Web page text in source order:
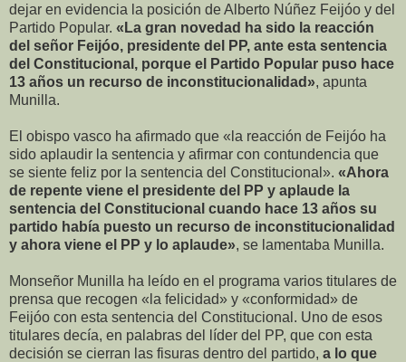
dejar en evidencia la posición de Alberto Núñez Feijóo y del
Partido Popular. «La gran novedad ha sido la reacción
del señor Feijóo, presidente del PP, ante esta sentencia
del Constitucional, porque el Partido Popular puso hace
13 años un recurso de inconstitucionalidad», apunta
Munilla.
El obispo vasco ha afirmado que «la reacción de Feijóo ha
sido aplaudir la sentencia y afirmar con contundencia que
se siente feliz por la sentencia del Constitucional». «Ahora
de repente viene el presidente del PP y aplaude la
sentencia del Constitucional cuando hace 13 años su
partido había puesto un recurso de inconstitucionalidad
y ahora viene el PP y lo aplaude», se lamentaba Munilla.
Monseñor Munilla ha leído en el programa varios titulares de
prensa que recogen «la felicidad» y «conformidad» de
Feijóo con esta sentencia del Constitucional. Uno de esos
titulares decía, en palabras del líder del PP, que con esta
decisión se cierran las fisuras dentro del partido, a lo que